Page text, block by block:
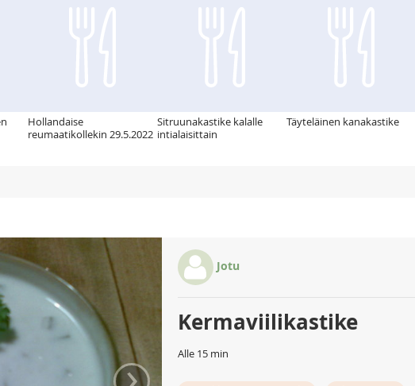
Hollandaise
reumaatikollekin 29.5.2022
Sitruunakastike kalalle
intialaisittain
Täyteläinen kanakastike
Jotu
Kermaviilikastike
Alle 15 min